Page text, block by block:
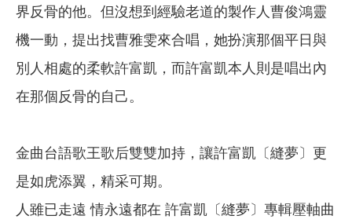
界反骨的他。但沒想到經驗老道的製作人曹俊鴻靈
機一動，提出找曹雅雯來合唱，她扮演那個平日與
別人相處的柔軟許富凱，而許富凱本人則是唱出內
在那個反骨的自己。
金曲台語歌王歌后雙雙加持，讓許富凱〔縫夢〕更
是如虎添翼，精采可期。
人雖已走遠 情永遠都在 許富凱〔縫夢〕專輯壓軸曲